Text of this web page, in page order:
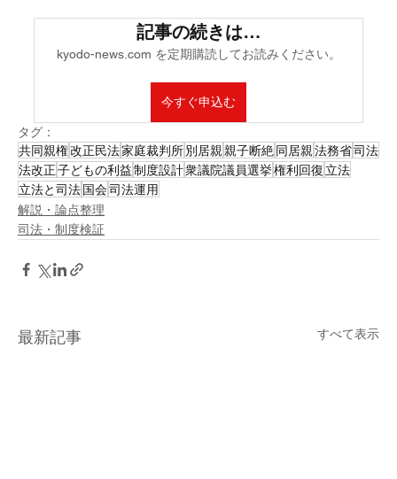
記事の続きは…
kyodo-news.com を定期購読してお読みください。
今すぐ申込む
タグ：
共同親権改正民法家庭裁判所別居親親子断絶 同居親法務省司法
法改正子どもの利益制度設計衆議院議員選挙権利回復 立法
立法と司法国会司法運用
解説・論点整理
司法・制度検証
最新記事 すべて表示